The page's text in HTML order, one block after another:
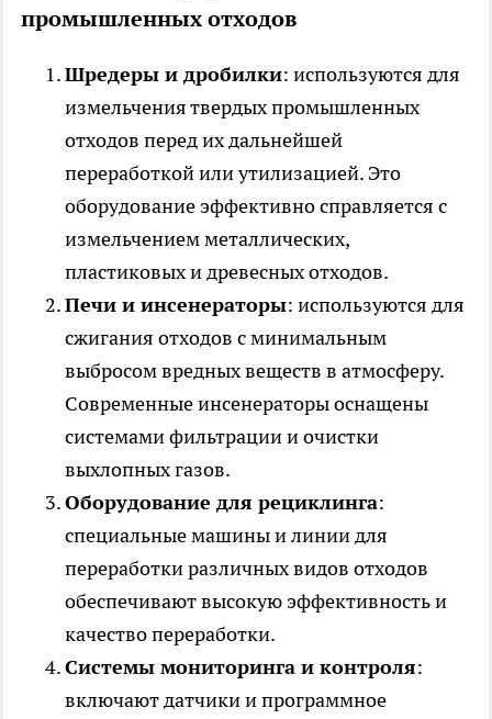
промышленных отходов
Шредеры и дробилки: используются для
измельчения твердых промышленных
отходов перед их дальнейшей
переработкой или утилизацией. Это
оборудование эффективно справляется с
измельчением металлических,
пластиковых и древесных отходов.
Печи и инсенераторы: используются для
сжигания отходов с минимальным
выбросом вредных веществ в атмосферу.
Современные инсенераторы оснащены
системами фильтрации и очистки
выхлопных газов.
Оборудование для рециклинга:
специальные машины и линии для
переработки различных видов отходов
обеспечивают высокую эффективность и
качество переработки.
Системы мониторинга и контроля:
включают датчики и программное